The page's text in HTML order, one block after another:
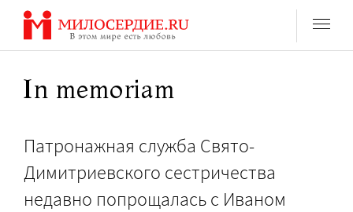
Перейти
содержанию
In memoriam
Патронажная служба Свято-
Димитриевского сестричества
недавно попрощалась с Иваном